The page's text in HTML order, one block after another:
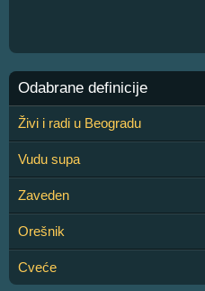
Odabrane definicije
Živi i radi u Beogradu
Vudu supa
Zaveden
Orešnik
Cveće